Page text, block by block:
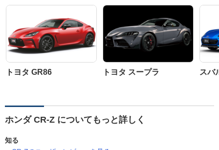
トヨタ GR86 トヨタ スープラ スバ
ホンダ CR-Z についてもっと詳しく
知る